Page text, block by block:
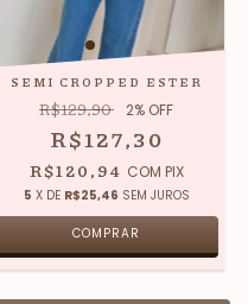
SEMI CROPPED ESTER
R$129,90 2% OFF
R$127,30
R$120,94 COM PIX
5 X DE R$25,46 SEM JUROS
COMPRAR